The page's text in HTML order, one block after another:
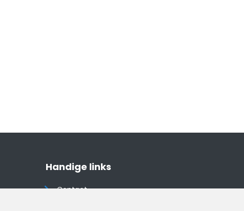
Handige links
Contact